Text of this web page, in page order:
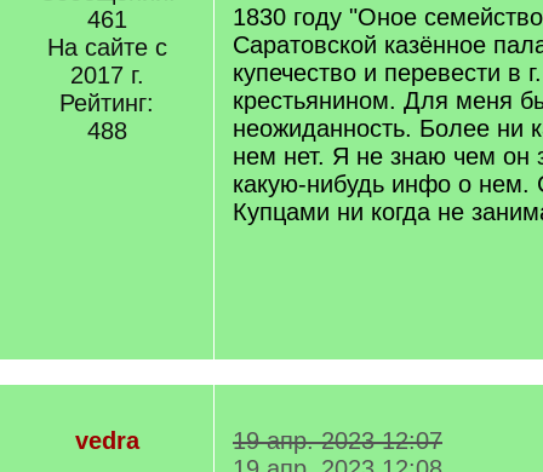
461
На сайте с
2017 г.
Рейтинг:
488
1830 году "Оное
Саратовской казённое
купечество и перевести
крестьянином. Для меня
неожиданность. Более ни
нем нет. Я не знаю чем он
какую-нибудь инфо о нем.
Купцами ни когда не
vedra
19 апр. 2023 12:07